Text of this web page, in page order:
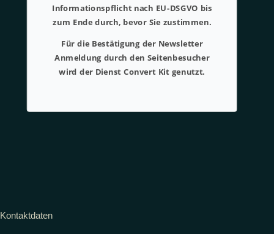
Informationspflicht nach EU-DSGVO bis
zum Ende durch, bevor Sie zustimmen.
Für die Bestätigung der Newsletter
Anmeldung durch den Seitenbesucher
wird der Dienst Convert Kit genutzt.
Kontaktdaten